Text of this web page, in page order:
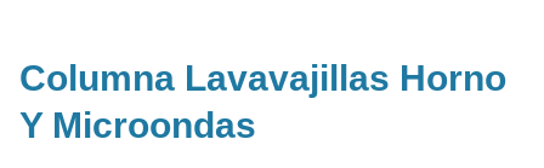
Columna Lavavajillas Horno
Y Microondas